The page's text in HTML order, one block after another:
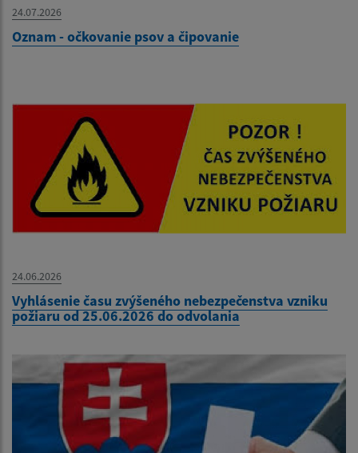
24.07.2026
Oznam - očkovanie psov a čipovanie
24.06.2026
Vyhlásenie času zvýšeného nebezpečenstva vzniku
požiaru od 25.06.2026 do odvolania